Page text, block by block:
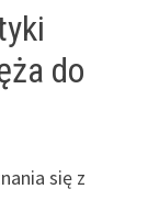
do
się z